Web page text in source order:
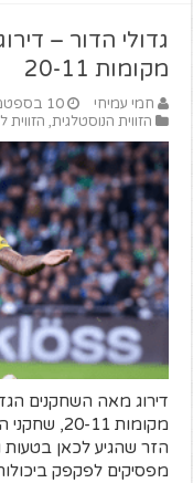
גדולי הדור –
מקומות 20-11
חמי עמיחי
10 בספטמבר 2020
הזווית הנוסטלגית, הזווית
דירוג מאה השחקנים
מקומות
הזר שהגיע לכאן
מפסיקים לפקפק